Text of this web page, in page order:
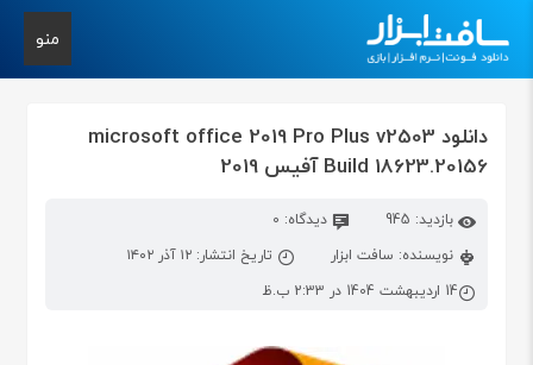
منو
دانلود microsoft office 2019 Pro Plus v2503
Build 18623.20156 آفیس 2019
بازدید: 945
دیدگاه: 0
نویسنده: سافت ابزار
تاریخ انتشار: ۱۲ آذر ۱۴۰۲
14 اردیبهشت 1404 در 2:33 ب.ظ